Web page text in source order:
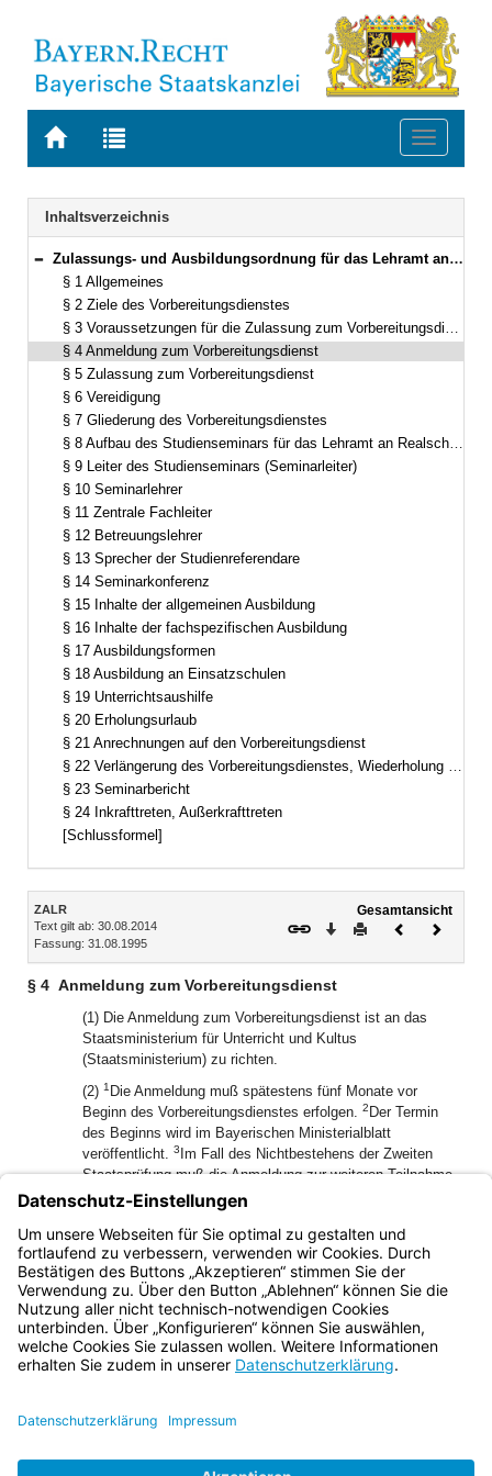
Zur
BAYERN.RECHT
Zur
letzten
Suche
Toggle
Navigation
Inhaltsverzeichnis
Bereich reduzieren
Zulassungs- und Ausbildungsordnung für das Lehramt an Realschulen (ZALR) Vom 31. August 1995 (GVBl. S. 682) BayRS 2038-3-4-5-1-K (§§ 1–24)
§ 1 Allgemeines
§ 2 Ziele des Vorbereitungsdienstes
§ 3 Voraussetzungen für die Zulassung zum Vorbereitungsdienst
§ 4 Anmeldung zum Vorbereitungsdienst
§ 5 Zulassung zum Vorbereitungsdienst
§ 6 Vereidigung
§ 7 Gliederung des Vorbereitungsdienstes
§ 8 Aufbau des Studienseminars für das Lehramt an Realschulen
§ 9 Leiter des Studienseminars (Seminarleiter)
§ 10 Seminarlehrer
§ 11 Zentrale Fachleiter
§ 12 Betreuungslehrer
§ 13 Sprecher der Studienreferendare
§ 14 Seminarkonferenz
§ 15 Inhalte der allgemeinen Ausbildung
§ 16 Inhalte der fachspezifischen Ausbildung
§ 17 Ausbildungsformen
§ 18 Ausbildung an Einsatzschulen
§ 19 Unterrichtsaushilfe
§ 20 Erholungsurlaub
§ 21 Anrechnungen auf den Vorbereitungsdienst
§ 22 Verlängerung des Vorbereitungsdienstes, Wiederholung einzelner Ausbildungsabschnitte
§ 23 Seminarbericht
§ 24 Inkrafttreten, Außerkrafttreten
[Schlussformel]
Inhalt
ZALR
Text gilt ab: 30.08.2014
Fassung: 31.08.1995
Gesamtansicht
Download
DruckenVorheriges
§ 4 Anmeldung zum Vorbereitungsdienst
(1) Die Anmeldung zum Vorbereitungsdienst ist an das
Staatsministerium für Unterricht und Kultus
(Staatsministerium) zu richten.
(2) 1 Die Anmeldung muß spätestens fünf Monate vor
Beginn des Vorbereitungsdienstes erfolgen. 2 Der Termin
des Beginns wird im Bayerischen Ministerialblatt
veröffentlicht. 3 Im Fall des Nichtbestehens der Zweiten
Staatsprüfung muß die Anmeldung zur weiteren Teilnahme
am Vorbereitungsdienst spätestens eine Woche nach
Aushändigung oder Zustellung der Mitteilung über das
Nichtbestehen der Zweiten Staatsprüfung beim
Staatsministerium erfolgen.
Bayern.de
BayernPortal
Impressum